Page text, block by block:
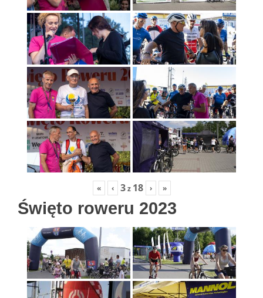
« ‹ 3z 18 › »
Święto roweru 2023